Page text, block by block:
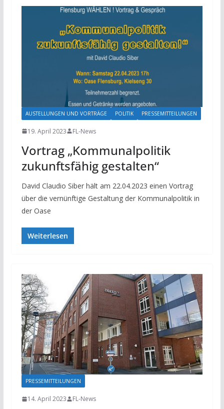
AUSTELLUNGEN UND VORTRÄGE POLITIK PRESSEMITTEILUNGEN
19. April 2023 FL-News
Vortrag „Kommunalpolitik
zukunftsfähig gestalten“
David Claudio Siber hält am 22.04.2023 einen Vortrag
über die vernünftige Gestaltung der Kommunalpolitik in
der Oase
Weiterlesen
PRESSEMITTEILUNGEN
14. April 2023 FL-News